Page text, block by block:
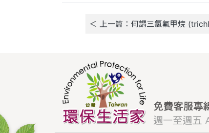
＜ 上一篇：何謂三氯氟甲烷